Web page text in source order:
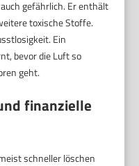
gefährlich. Er enthält
toxische Stoffe.
Ein
bevor die Luft so
geht.
finanzielle
schneller löschen